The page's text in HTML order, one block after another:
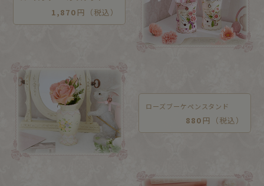
1,870 円（税込）
ローズブーケペンスタンド
880 円（税込）